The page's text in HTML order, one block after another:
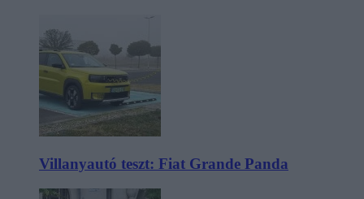
Villanyautó teszt: Fiat Grande Panda